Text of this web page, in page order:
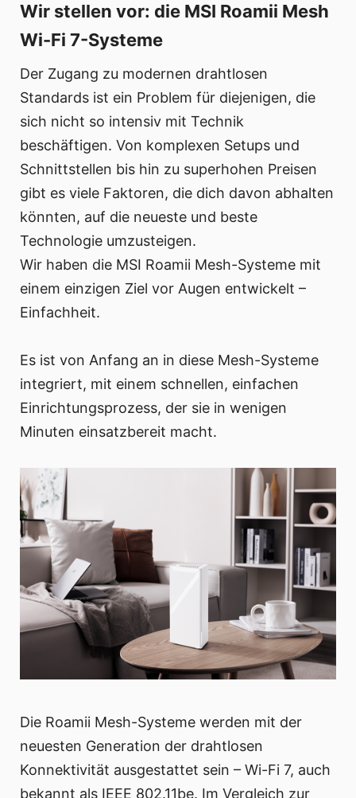
Wir stellen vor: die MSI Roamii Mesh
Wi-Fi 7-Systeme
Der Zugang zu modernen drahtlosen
Standards ist ein Problem für diejenigen, die
sich nicht so intensiv mit Technik
beschäftigen. Von komplexen Setups und
Schnittstellen bis hin zu superhohen Preisen
gibt es viele Faktoren, die dich davon abhalten
könnten, auf die neueste und beste
Technologie umzusteigen.
Wir haben die MSI Roamii Mesh-Systeme mit
einem einzigen Ziel vor Augen entwickelt –
Einfachheit.
Es ist von Anfang an in diese Mesh-Systeme
integriert, mit einem schnellen, einfachen
Einrichtungsprozess, der sie in wenigen
Minuten einsatzbereit macht.
Die Roamii Mesh-Systeme werden mit der
neuesten Generation der drahtlosen
Konnektivität ausgestattet sein – Wi-Fi 7, auch
bekannt als IEEE 802.11be. Im Vergleich zur